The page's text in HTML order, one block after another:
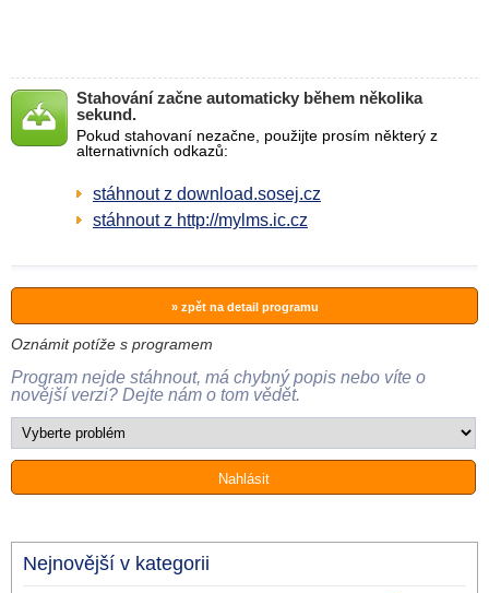
Stahování začne automaticky během několika
sekund.
Pokud stahovaní nezačne, použijte prosím některý z
alternativních odkazů:
stáhnout z download.sosej.cz
stáhnout z http://mylms.ic.cz
» zpět na detail programu
Oznámit potíže s programem
Program nejde stáhnout, má chybný popis nebo víte o
novější verzi? Dejte nám o tom vědět.
Nejnovější v kategorii